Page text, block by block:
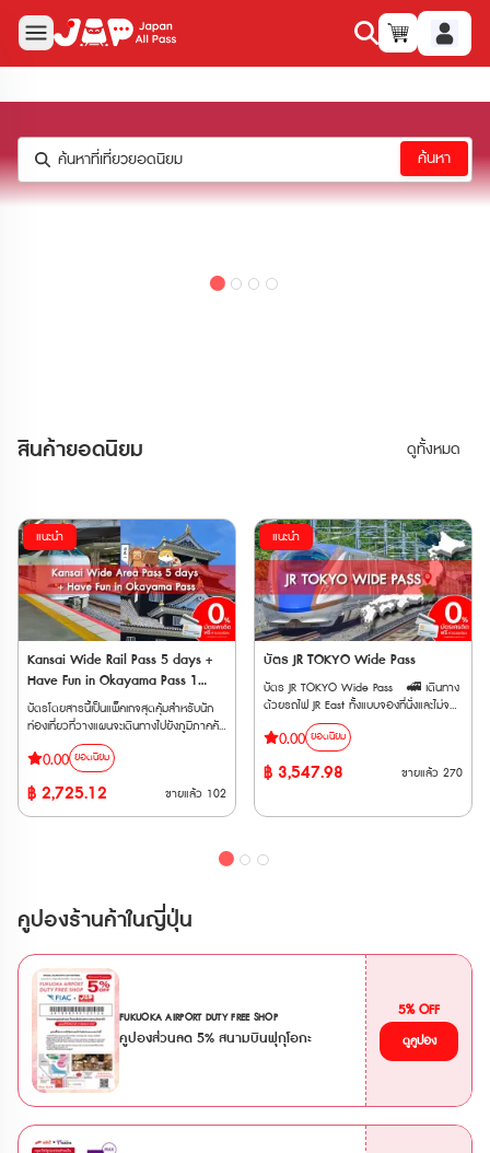
ค้นหาที่เที่ยวยอดนิยม ค้นหา
สินค้ายอดนิยม ดูทั้งหมด
แนะนำ
Kansai Wide Rail Pass 5 days +
Have Fun in Okayama Pass 1
week Free Pass
บัตรโดยสารนี้เป็นแพ็คเกจสุดคุ้มสำหรับนัก
ท่องเที่ยวที่วางแผนจะเดินทางไปยังภูมิภาคคัน
ไซและโอกายามะในประเทศญี่ปุ่น (ตั๋วสำหรับ
ผู้ใหญ่ อายุ 12 ปีขึ้นไป) โดยประกอบด้วย
Wide Area 5 Days : เป็นบัตรโดยสาร
รถไฟ JR ที่ให้คุณเดินทางได้อย่างอิสระในพื้นที่
เที่ยวต่างๆ ในจังหวัดโอกายามะได้ฟรี
สามารถเข้าชมสถานที่ท่องเที่ยวได้ 3 สถานที่
โดยมีระยะเวลาการใช้งาน 7 วัน หลังจากการ
เข้าใช้ครั้งแรก (ตั๋ว Have Fun in Okayama
: ตั๋วมีอายุ 270 วัน นับจากวันที่สั่งซื้อ)
**ตั๋ว JR สามารถสั่งซื้อล่วงหน้าก่อนเดินทาง
ได้ 90 วัน เนื่องจากต้องนำ Voucher JR ไป
แลกตั๋วจริงที่ญี่ปุ่นภายในไม่เกิน 90 วัน
**กรณีทำรายการสั่งซื้อตั๋ว E-Ticket
ภายในเวลา 13.00 น. จะได้รับ Voucher
ทางอีเมลภายในวัน และหากสั่งซื้อหลังเวลา
ดังกล่าว จะได้รับภายในวันถัดไป บัตร JR
Pass สำหรับภูมิภาคคันไซ และ บัตร Have
Fun in Okayama Pass การใช้งาน •
สามารถใช้รถไฟ Sanyo Shinkansen (Shin-
0.00 ยอดนิยม
฿ 2,725.12 ขายแล้ว 102
แนะนำ
บัตร JR TOKYO Wide Pass
บัตร JR TOKYO Wide Pass 🚅 เดินทาง
ด้วยรถไฟ JR East ทั้งแบบจองที่นั่งและไม่จอง
ที่นั่ง ประเภท Local, Rapid, Limited
Express, Shinkansen ได้ไม่จำกัดเที่ยว
เอกชนหลายสาย เช่น Fujikyu Railway, Izu
Kinugawa และ SPACIA Kinugawa ตั๋ว
รถไฟสาย Tokyo Monorail • รถไฟสาย
รถไฟสาย Joshin Dentetsu • รถไฟสาย
Saitama New Urban Transit (Ōmiya -
the Railway Museum) • รถไฟสาย Tokyo
Waterfront Area Rapid Transit (Rinkai) •
รถไฟ Hokuriku Shinkansen ระหว่าง
Joetsu Shinkansen ระหว่าง Tokyo - Gala
Yuzawa • รถไฟ Tohoku Shinkansen
ระหว่าง Tokyo - Nasushiobara •
รถไฟ Tobu ไม่ว่าจะเป็น Nikkō, SPACIA
0.00 ยอดนิยม
฿ 3,547.98 ขายแล้ว 270
คูปองร้านค้าในญี่ปุ่น
FUKUOKA AIRPORT DUTY FREE SHOP
คูปองส่วนลด 5% สนามบินฟุกุโอกะ
5% OFF
ดูคูปอง